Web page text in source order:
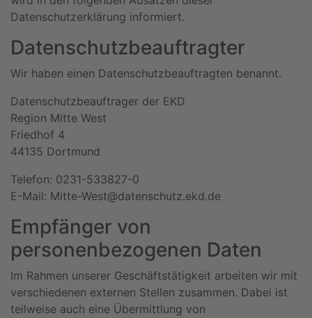
Datenschutzerklärung informiert.
Datenschutz­beauftragter
Wir haben einen Datenschutzbeauftragten benannt.
Datenschutzbeauftrager der EKD
Region Mitte West
Friedhof 4
44135 Dortmund
Telefon: 0231-533827-0
E-Mail: Mitte-West@datenschutz.ekd.de
Empfänger von
personenbezogenen Daten
Im Rahmen unserer Geschäftstätigkeit arbeiten wir mit
verschiedenen externen Stellen zusammen. Dabei ist
teilweise auch eine Übermittlung von